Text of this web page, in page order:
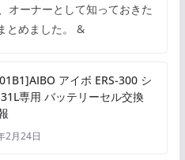
オーナーとして知っておきた
とめました。 &
アイボ ERS-300 シ
専用 バッテリーセル交換
2月24日